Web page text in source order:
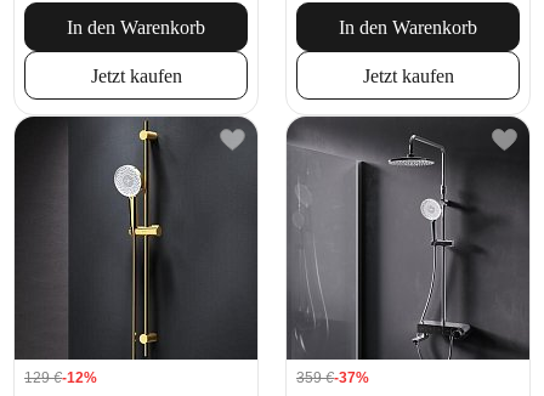
In den Warenkorb
Jetzt kaufen
In den Warenkorb
Jetzt kaufen
129€-12% 359€-37%